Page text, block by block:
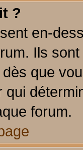
?
en-
Ils
que
qui
forum.